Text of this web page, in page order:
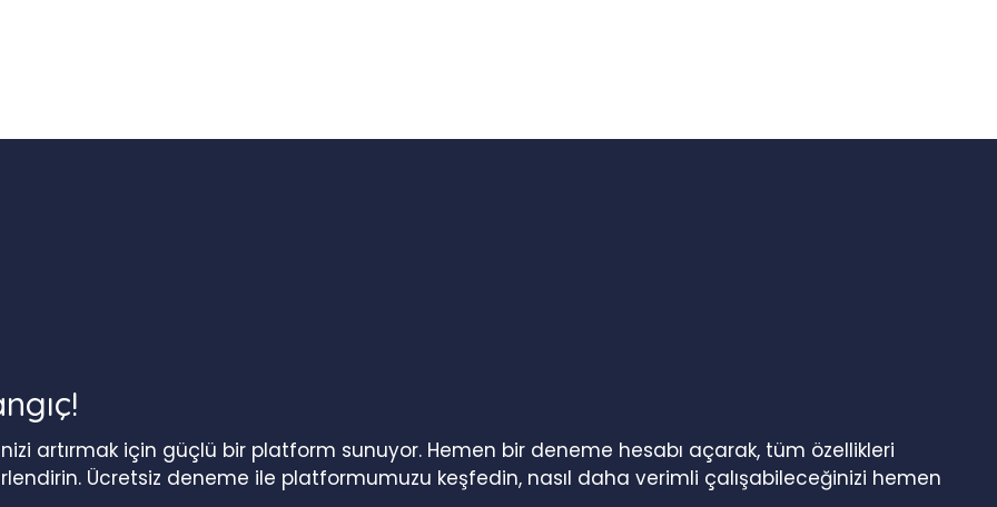
artırmak için güçlü bir platform sunuyor. Hemen bir deneme hesabı açarak, tüm özellikleri
Ücretsiz deneme ile platformumuzu keşfedin, nasıl daha verimli çalışabileceğinizi hemen